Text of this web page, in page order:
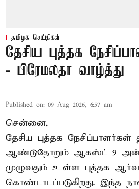
தமிழக செய்திகள்
தேசிய புத்தக
- பிரேமலதா வாழ்த்து
Published on: 09 Aug 2026, 6:57 am
சென்னை,
தேசிய புத்தக நேசிப்பாளர்கள்
ஆண்டுதோறும் ஆகஸ்ட் 9
முழுவதும் உள்ள புத்தக
கொண்டாடப்படுகிறது. இந்த